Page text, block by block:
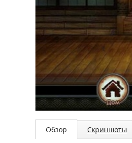
Обзор Скриншоты